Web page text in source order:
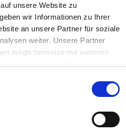
unsere Website zu
wir Informationen zu Ihrer
an unsere Partner für soziale
weiter. Unsere Partner
möglicherweise mit weiteren